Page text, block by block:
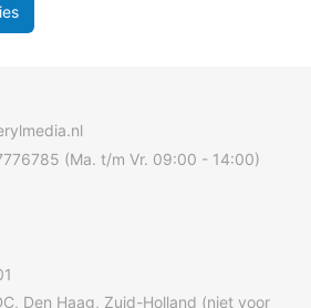
(Ma. t/m Vr. 09:00 - 14:00)
Den Haag, Zuid-Holland (niet voor